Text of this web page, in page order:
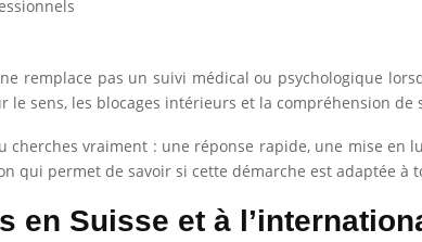
remplace pas un suivi médical ou psychologique
sens, les blocages intérieurs et la compréhension de
cherches vraiment : une réponse rapide, une mise
qui permet de savoir si cette démarche est adaptée à
en Suisse et à